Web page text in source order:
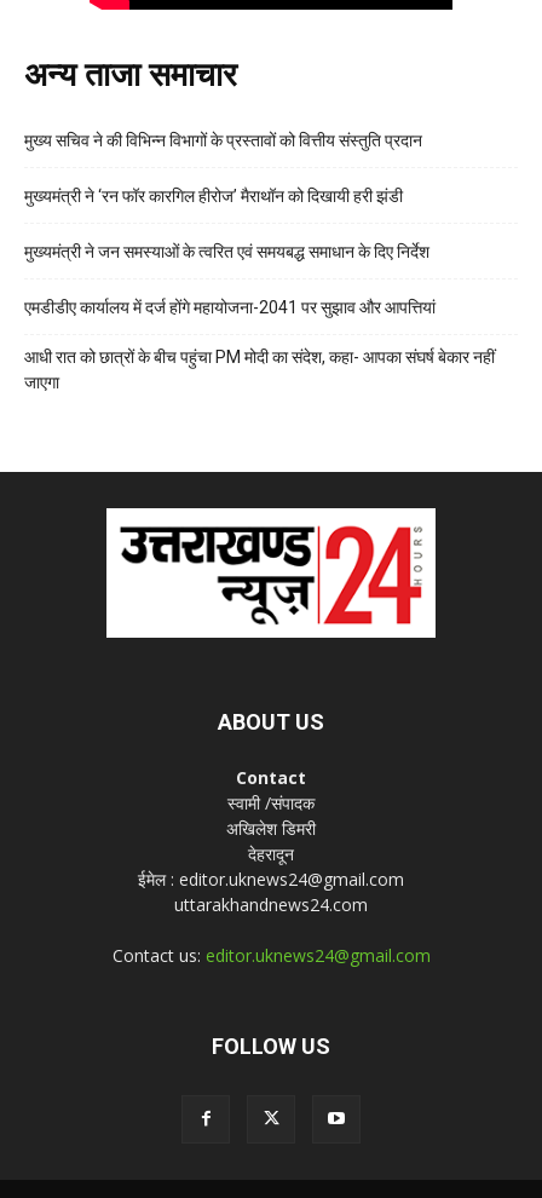
अन्य ताजा समाचार
मुख्य सचिव ने की विभिन्न विभागों के प्रस्तावों को वित्तीय संस्तुति प्रदान
मुख्यमंत्री ने ‘रन फॉर कारगिल हीरोज’ मैराथॉन को दिखायी हरी झंडी
मुख्यमंत्री ने जन समस्याओं के त्वरित एवं समयबद्ध समाधान के दिए निर्देश
एमडीडीए कार्यालय में दर्ज होंगे महायोजना-2041 पर सुझाव और आपत्तियां
आधी रात को छात्रों के बीच पहुंचा PM मोदी का संदेश, कहा- आपका संघर्ष बेकार नहीं
जाएगा
ABOUT US
Contact
स्वामी /संपादक
अखिलेश डिमरी
देहरादून
ईमेल : editor.uknews24@gmail.com
uttarakhandnews24.com
Contact us: editor.uknews24@gmail.com
FOLLOW US